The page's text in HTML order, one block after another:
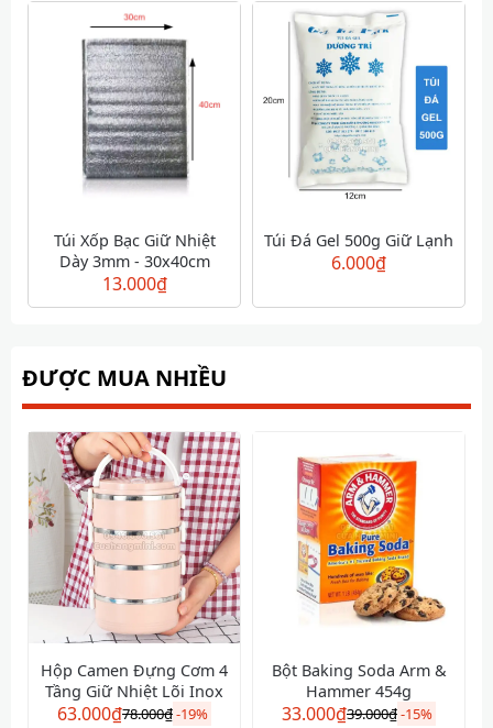
Túi Xốp Bạc Giữ Nhiệt
Dày 3mm - 30x40cm
13.000₫
Túi Đá Gel 500g Giữ Lạnh
6.000₫
ĐƯỢC MUA NHIỀU
Hộp Camen Đựng Cơm 4
Tầng Giữ Nhiệt Lõi Inox
63.000₫78.000₫-19%
Bột Baking Soda Arm &
Hammer 454g
33.000₫39.000₫-15%